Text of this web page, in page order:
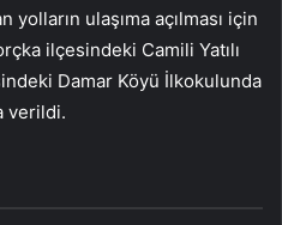
ulaşıma açılması için
ilçesindeki Camili Yatılı
Damar Köyü İlkokulunda
verildi.